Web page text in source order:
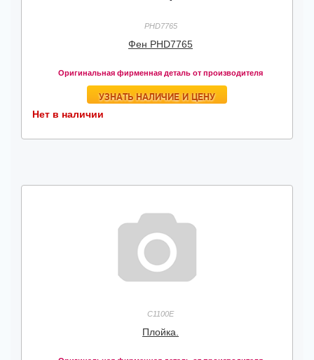
PHD7765
Фен PHD7765
Оригинальная фирменная деталь от производителя
УЗНАТЬ НАЛИЧИЕ И ЦЕНУ
Нет в наличии
C1100E
Плойка.